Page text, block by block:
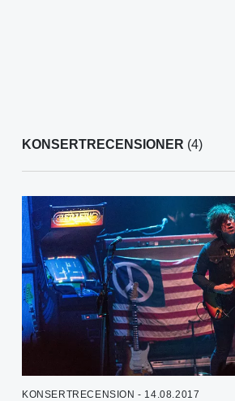
KONSERTRECENSIONER (4)
KONSERTRECENSION - 14.08.2017